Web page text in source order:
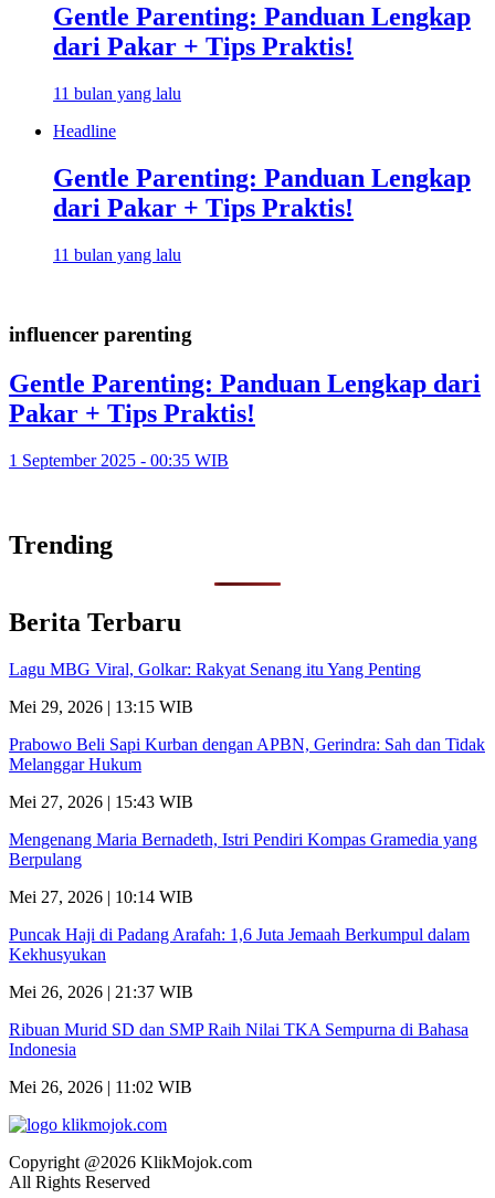
Gentle Parenting: Panduan Lengkap
dari Pakar + Tips Praktis!
11 bulan yang lalu
Headline
Gentle Parenting: Panduan Lengkap
dari Pakar + Tips Praktis!
11 bulan yang lalu
influencer parenting
Gentle Parenting: Panduan Lengkap dari
Pakar + Tips Praktis!
1 September 2025 - 00:35 WIB
Trending
Berita Terbaru
Lagu MBG Viral, Golkar: Rakyat Senang itu Yang Penting
Mei 29, 2026 | 13:15 WIB
Prabowo Beli Sapi Kurban dengan APBN, Gerindra: Sah dan Tidak
Melanggar Hukum
Mei 27, 2026 | 15:43 WIB
Mengenang Maria Bernadeth, Istri Pendiri Kompas Gramedia yang
Berpulang
Mei 27, 2026 | 10:14 WIB
Puncak Haji di Padang Arafah: 1,6 Juta Jemaah Berkumpul dalam
Kekhusyukan
Mei 26, 2026 | 21:37 WIB
Ribuan Murid SD dan SMP Raih Nilai TKA Sempurna di Bahasa
Indonesia
Mei 26, 2026 | 11:02 WIB
Copyright @2026 KlikMojok.com
All Rights Reserved